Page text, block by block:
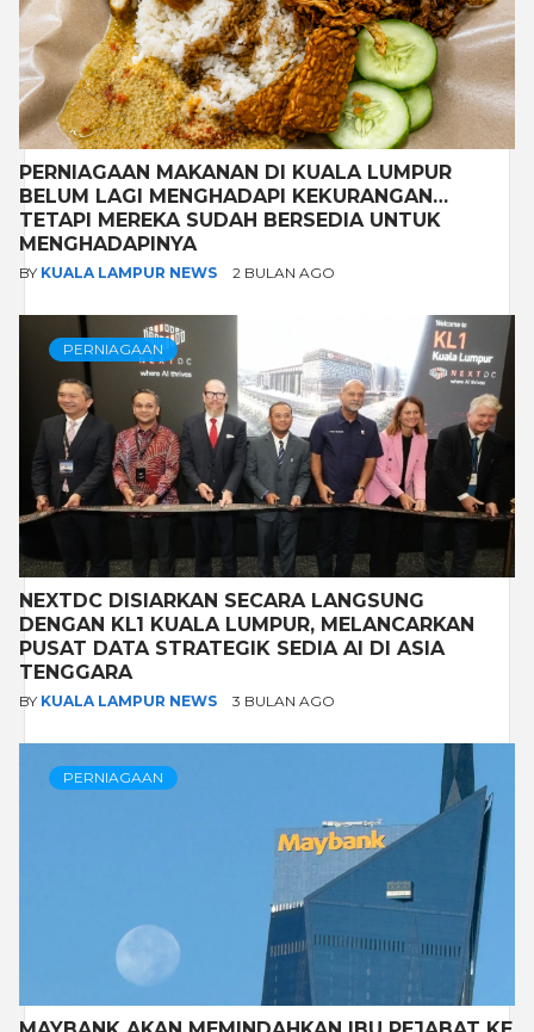
PERNIAGAAN MAKANAN DI KUALA LUMPUR
BELUM LAGI MENGHADAPI KEKURANGAN…
TETAPI MEREKA SUDAH BERSEDIA UNTUK
MENGHADAPINYA
BY KUALA LAMPUR NEWS 2 BULAN AGO
PERNIAGAAN
NEXTDC DISIARKAN SECARA LANGSUNG
DENGAN KL1 KUALA LUMPUR, MELANCARKAN
PUSAT DATA STRATEGIK SEDIA AI DI ASIA
TENGGARA
BY KUALA LAMPUR NEWS 3 BULAN AGO
PERNIAGAAN